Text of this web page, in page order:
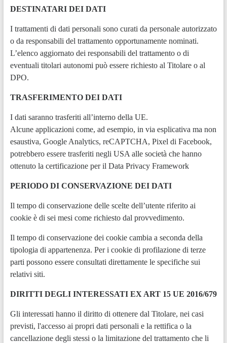
DESTINATARI DEI DATI
I trattamenti di dati personali sono curati da personale autorizzato
o da responsabili del trattamento opportunamente nominati.
L’elenco aggiornato dei responsabili del trattamento o di
eventuali titolari autonomi può essere richiesto al Titolare o al
DPO.
TRASFERIMENTO DEI DATI
I dati saranno trasferiti all’interno della UE.
Alcune applicazioni come, ad esempio, in via esplicativa ma non
esaustiva, Google Analytics, reCAPTCHA, Pixel di Facebook,
potrebbero essere trasferiti negli USA alle società che hanno
ottenuto la certificazione per il Data Privacy Framework
PERIODO DI CONSERVAZIONE DEI DATI
Il tempo di conservazione delle scelte dell’utente riferito ai
cookie è di sei mesi come richiesto dal provvedimento.
Il tempo di conservazione dei cookie cambia a seconda della
tipologia di appartenenza. Per i cookie di profilazione di terze
parti possono essere consultati direttamente le specifiche sui
relativi siti.
DIRITTI DEGLI INTERESSATI EX ART 15 UE 2016/679
Gli interessati hanno il diritto di ottenere dal Titolare, nei casi
previsti, l'accesso ai propri dati personali e la rettifica o la
cancellazione degli stessi o la limitazione del trattamento che li